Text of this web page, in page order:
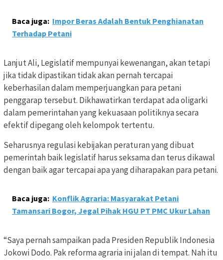
Baca juga: Impor Beras Adalah Bentuk Penghianatan
Terhadap Petani
Lanjut Ali, Legislatif mempunyai kewenangan, akan tetapi
jika tidak dipastikan tidak akan pernah tercapai
keberhasilan dalam memperjuangkan para petani
penggarap tersebut. Dikhawatirkan terdapat ada oligarki
dalam pemerintahan yang kekuasaan politiknya secara
efektif dipegang oleh kelompok tertentu.
Seharusnya regulasi kebijakan peraturan yang dibuat
pemerintah baik legislatif harus seksama dan terus dikawal
dengan baik agar tercapai apa yang diharapakan para petani.
Baca juga: Konflik Agraria: Masyarakat Petani
Tamansari Bogor, Jegal Pihak HGU PT PMC Ukur Lahan
“Saya pernah sampaikan pada Presiden Republik Indonesia
Jokowi Dodo. Pak reforma agraria ini jalan di tempat. Nah itu